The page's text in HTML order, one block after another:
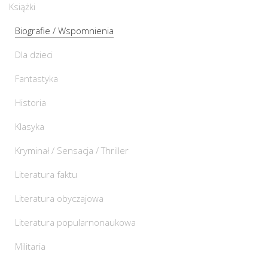
Książki
Biografie / Wspomnienia
Dla dzieci
Fantastyka
Historia
Klasyka
Kryminał / Sensacja / Thriller
Literatura faktu
Literatura obyczajowa
Literatura popularnonaukowa
Militaria